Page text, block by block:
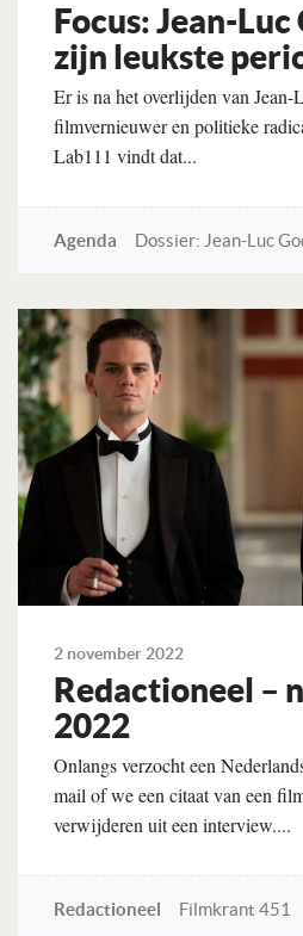
Focus: Jean-
zijn leukste
Er is na het overlijden van Jean-
filmvernieuwer en politieke
Lab111 vindt dat...
Agenda Dossier: Jean-Luc
Lees verder
2 november 2022
Redactioneel –
2022
Onlangs verzocht een
mail of we een citaat van een
verwijderen uit een interview....
Redactioneel Filmkrant 451